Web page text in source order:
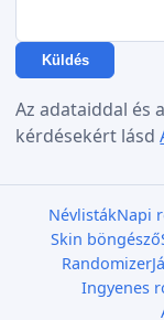
Küldés
Az adataiddal és
kérdésekért lásd
NévlistákNapi
Skin böngésző
Randomizer
Ingyenes